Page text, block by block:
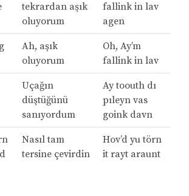
tekrardan aşık
oluyorum
fallink in lav
agen
Ah, aşık
oluyorum
Oh, Ay’m
fallink in lav
Uçağın
düştüğünü
sanıyordum
Ay toouth dı
pıleyn vas
goink davn
Nasıl tam
tersine çevirdin
Hov’d yu törn
it rayt araunt